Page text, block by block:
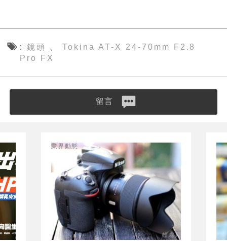
鏡頭 、 Tokina AT-X 24-70mm F2.8
Pro FX
留言
業界動態